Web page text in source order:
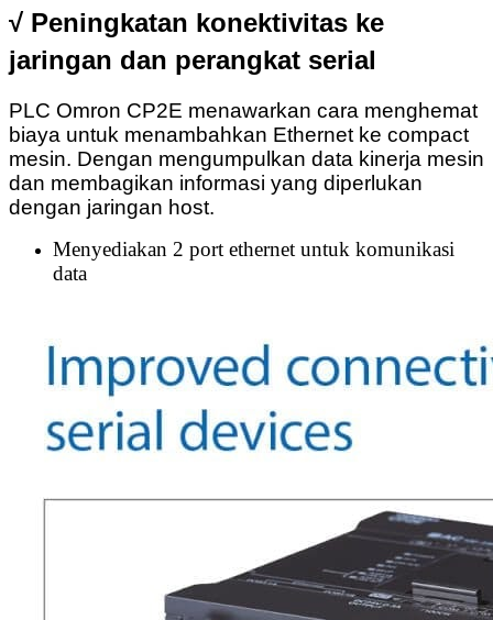
√ Peningkatan konektivitas ke
jaringan dan perangkat serial
PLC Omron CP2E menawarkan cara menghemat
biaya untuk menambahkan Ethernet ke compact
mesin. Dengan mengumpulkan data kinerja mesin
dan membagikan informasi yang diperlukan
dengan jaringan host.
Menyediakan 2 port ethernet untuk komunikasi
data